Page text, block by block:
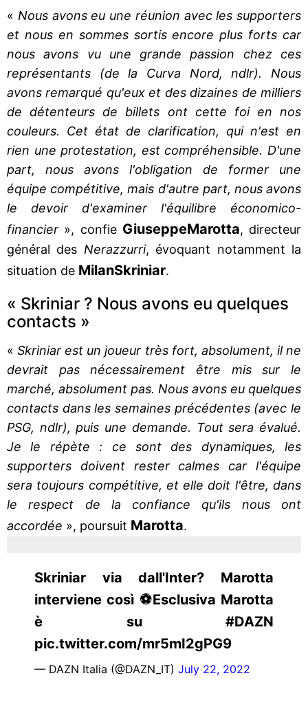
« Nous avons eu une réunion avec les supporters
et nous en sommes sortis encore plus forts car
nous avons vu une grande passion chez ces
représentants (de la Curva Nord, ndlr). Nous
avons remarqué qu'eux et des dizaines de milliers
de détenteurs de billets ont cette foi en nos
couleurs. Cet état de clarification, qui n'est en
rien une protestation, est compréhensible. D'une
part, nous avons l'obligation de former une
équipe compétitive, mais d'autre part, nous avons
le devoir d'examiner l'équilibre économico-
financier », confie GiuseppeMarotta, directeur
général des Nerazzurri, évoquant notamment la
situation de MilanSkriniar.
« Skriniar ? Nous avons eu quelques
contacts »
«Skriniar est un joueur très fort, absolument, il ne
devrait pas nécessairement être mis sur le
marché, absolument pas. Nous avons eu quelques
contacts dans les semaines précédentes (avec le
PSG, ndlr), puis une demande. Tout sera évalué.
Je le répète : ce sont des dynamiques, les
supporters doivent rester calmes car l'équipe
sera toujours compétitive, et elle doit l'être, dans
le respect de la confiance qu'ils nous ont
accordée », poursuit Marotta.
Skriniar via dall'Inter? Marotta
interviene così ⚽️Esclusiva Marotta
è su #DAZN
pic.twitter.com/mr5mI2gPG9
— DAZN Italia (@DAZN_IT) July 22, 2022